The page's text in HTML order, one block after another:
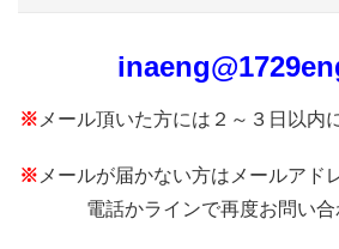
※ メール頂いた方には２～３日以内
※ メールが届かない方はメールアド
電話かラインで再度お問い合